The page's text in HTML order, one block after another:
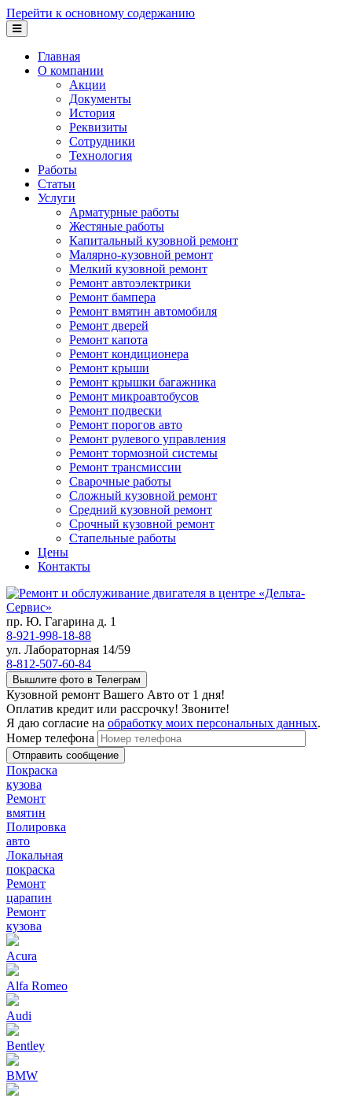
Перейти к основному содержанию
Главная
О компании
Акции
Документы
История
Реквизиты
Сотрудники
Технология
Работы
Статьи
Услуги
Арматурные работы
Жестяные работы
Капитальный кузовной ремонт
Малярно-кузовной ремонт
Мелкий кузовной ремонт
Ремонт автоэлектрики
Ремонт бампера
Ремонт вмятин автомобиля
Ремонт дверей
Ремонт капота
Ремонт кондиционера
Ремонт крыши
Ремонт крышки багажника
Ремонт микроавтобусов
Ремонт подвески
Ремонт порогов авто
Ремонт рулевого управления
Ремонт тормозной системы
Ремонт трансмиссии
Сварочные работы
Сложный кузовной ремонт
Средний кузовной ремонт
Срочный кузовной ремонт
Стапельные работы
Цены
Контакты
пр. Ю. Гагарина д. 1
8-921-998-18-88
ул. Лабораторная 14/59
8-812-507-60-84
Вышлите фото в Телеграм
Кузовной ремонт Вашего Авто от 1 дня!
Оплатив кредит или рассрочку! Звоните!
Я даю согласие на обработку моих персональных данных.
Номер телефона
Покраска
кузова
Ремонт
вмятин
Полировка
авто
Локальная
покраска
Ремонт
царапин
Ремонт
кузова
Acura
Alfa Romeo
Audi
Bentley
BMW